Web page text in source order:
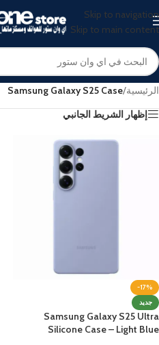
Skip to navigation
Skip to main content
الرئيسية/
Samsung Galaxy S25 Case
إظهار الشريط الجانبي
-17%
جديد
Samsung Galaxy S25 Ultra
Silicone Case – Light Blue